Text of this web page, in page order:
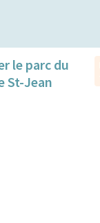
le parc du
St-Jean